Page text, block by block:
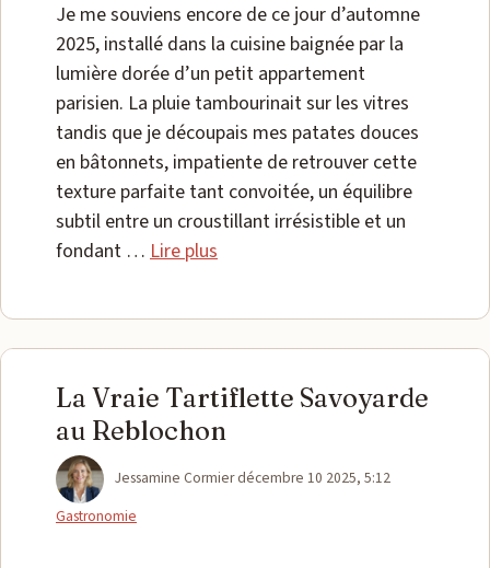
Je me souviens encore de ce jour d’automne
2025, installé dans la cuisine baignée par la
lumière dorée d’un petit appartement
parisien. La pluie tambourinait sur les vitres
tandis que je découpais mes patates douces
en bâtonnets, impatiente de retrouver cette
texture parfaite tant convoitée, un équilibre
subtil entre un croustillant irrésistible et un
fondant … Lire plus
La Vraie Tartiflette Savoyarde
au Reblochon
Jessamine Cormierdécembre 10 2025, 5:12
Gastronomie